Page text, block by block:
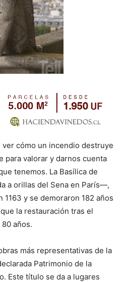
cómo un incendio destruye
para valorar y darnos cuenta
tenemos. La Basílica de
a orillas del Sena en París—,
y se demoraron 182 años
la restauración tras el
años.
más representativas de la
Patrimonio de la
Este título se da a lugares